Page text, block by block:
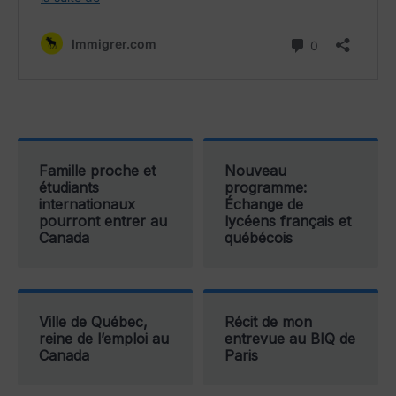
Famille proche et
étudiants
internationaux
pourront entrer au
Canada
Nouveau
programme:
Échange de
lycéens français et
québécois
Ville de Québec,
reine de l’emploi au
Canada
Récit de mon
entrevue au BIQ de
Paris